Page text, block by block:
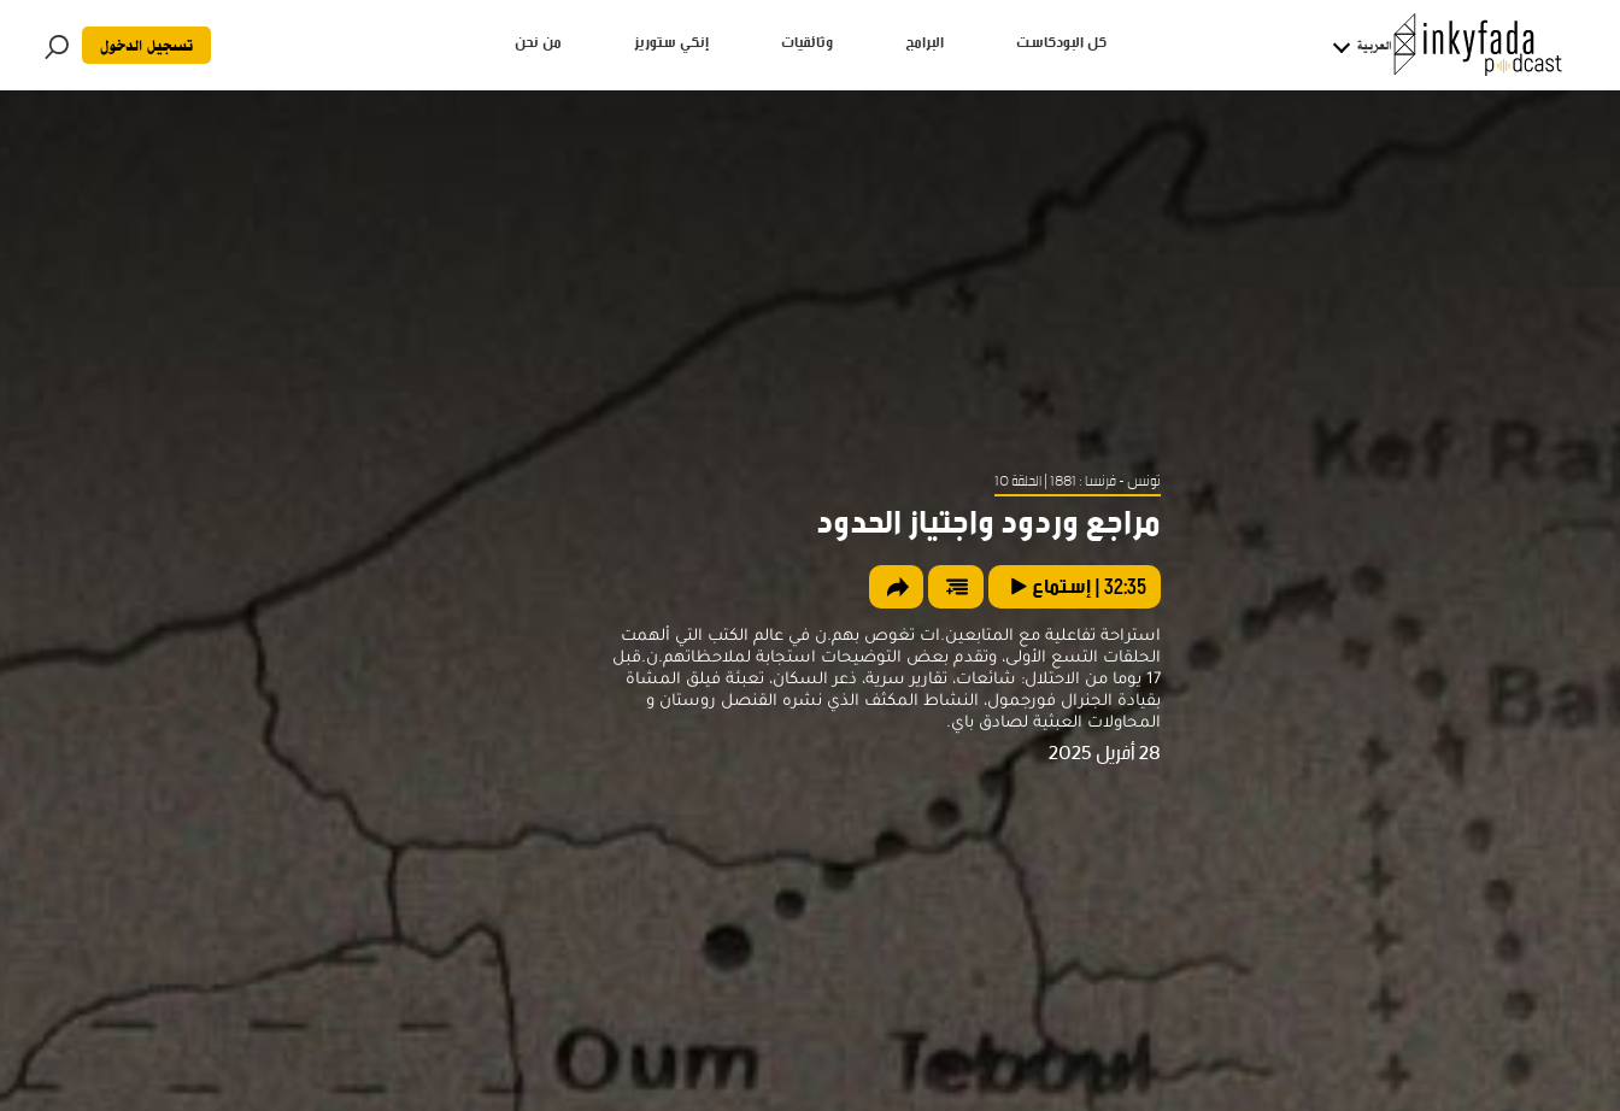
العربية كل البودكاست البرامج وثائقيات إنكي ستوريز من نحن تسجيل الدخول
تونس - فرنسا : 1881 | الحلقة 10
مراجع وردود واجتياز الحدود
32:35| إستماع
استراحة تفاعلية مع المتابعين.ات تغوص بهم.ن في عالم الكتب التي ألهمت
الحلقات التسع الأولى، وتقدم بعض التوضيحات استجابة لملاحظاتهم.ن.قبل
17 يوما من الاحتلال: شائعات، تقارير سرية، ذعر السكان، تعبئة فيلق المشاة
بقيادة الجنرال فورجمول، النشاط المكثف الذي نشره القنصل روستان و
المحاولات العبثية لصادق باي.
28 أفريل 2025